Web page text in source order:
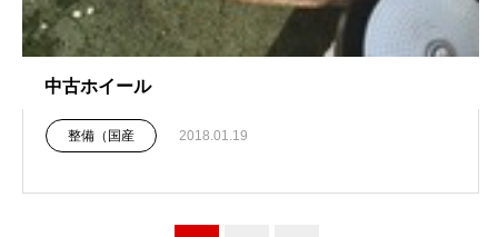
中古ホイール
整備（国産 2018.01.19